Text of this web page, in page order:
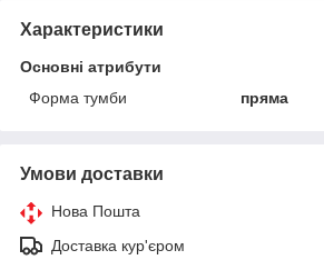
Характеристики
Основні атрибути
Форма тумби
пряма
Умови доставки
Нова Пошта
Доставка кур'єром